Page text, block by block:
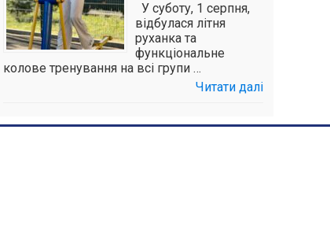
У суботу, 1 серпня,
відбулася літня
руханка та
функціональне
колове тренування на всі групи …
Читати далі